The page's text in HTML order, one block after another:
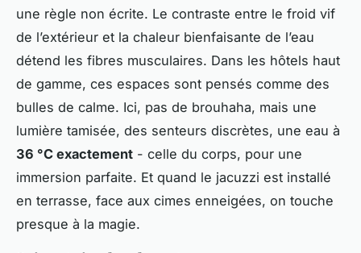
une règle non écrite. Le contraste entre le froid vif
de l’extérieur et la chaleur bienfaisante de l’eau
détend les fibres musculaires. Dans les hôtels haut
de gamme, ces espaces sont pensés comme des
bulles de calme. Ici, pas de brouhaha, mais une
lumière tamisée, des senteurs discrètes, une eau à
36 °C exactement - celle du corps, pour une
immersion parfaite. Et quand le jacuzzi est installé
en terrasse, face aux cimes enneigées, on touche
presque à la magie.